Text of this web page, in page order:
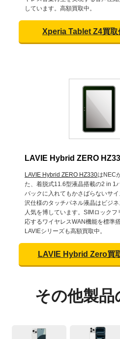
しています。高額買取中。
Xperia Tablet Z4買取
LAVIE Hybrid ZERO
LAVIE Hybrid ZERO HZ330はNEC
た、着脱式11.6型液晶搭載の2 in 1
バックに入れてもかさばらないサ
沢仕様のタッチパネル液晶はビジ
人気を博しています。SIMロックフ
応するワイヤレスWAN機能を標準
LAVIEシリーズも高額買取中。
LAVIE Hybrid Zero買
その他製品